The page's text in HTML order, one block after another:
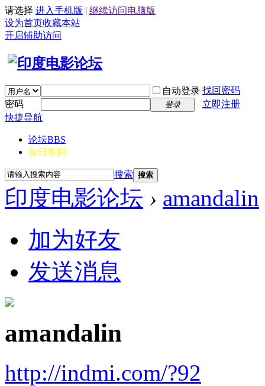
请选择 进入手机版 | 继续访问电脑版
设为首页收藏本站
开启辅助访问
自动登录 找回密码
密码
登录
立即注册
快捷导航
论坛BBS
每日签到
搜索 搜索
印度电影论坛 › amandalin
加为好友
发送消息
amandalin
http://indmi.com/?92